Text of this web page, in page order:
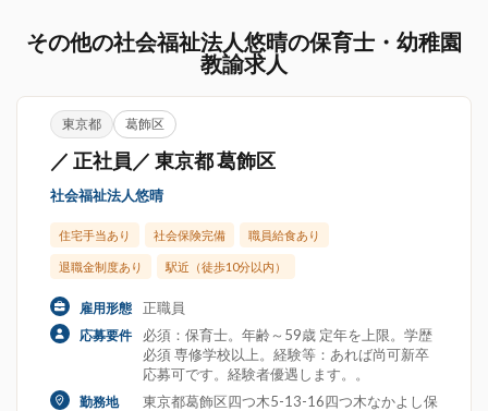
その他の社会福祉法人悠晴の保育士・幼稚園
教諭求人
東京都 葛飾区
／ 正社員／ 東京都 葛飾区
社会福祉法人悠晴
住宅手当あり 社会保険完備 職員給食あり
退職金制度あり 駅近（徒歩10分以内）
雇用形態 正職員
応募要件
必須：保育士。年齢～59歳 定年を上限。学歴
必須 専修学校以上。経験等：あれば尚可新卒
応募可です。経験者優遇します。。
勤務地
東京都葛飾区四つ木5-13-16四つ木なかよし保